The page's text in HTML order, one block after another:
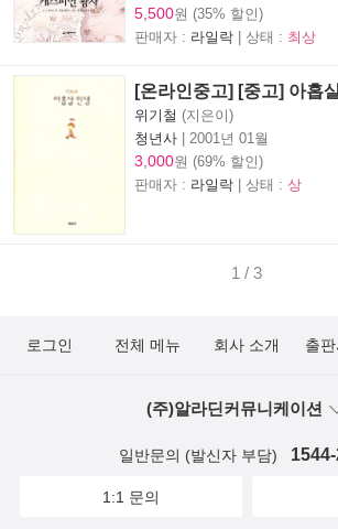
5,500원 (35% 할인)
판매자 : 라일락 | 상태 : 최상
[온라인중고] [중고] 아홉
위기철 (지은이)
청년사 | 2001년 01월
3,000원 (69% 할인)
판매자 : 라일락 | 상태 : 상
1 / 3
로그인 전체 메뉴 회사 소개 출
(주)알라딘커뮤니케이션
일반문의 (발신자 부담)
1:1 문의